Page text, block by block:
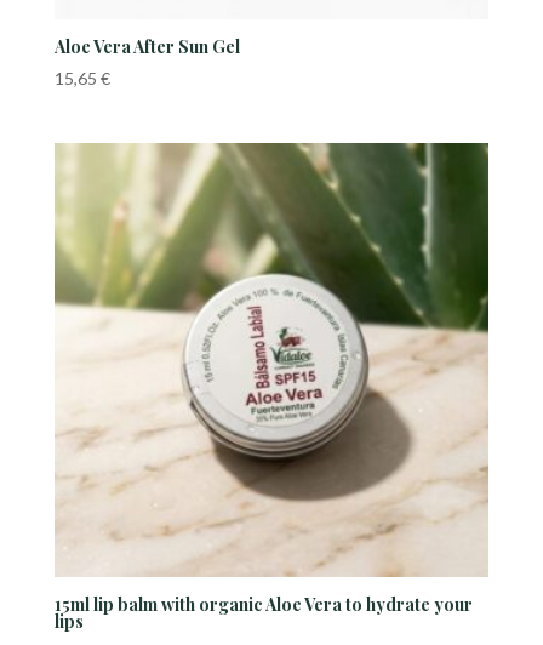
Aloe Vera After Sun Gel
15,65 €
15ml lip balm with organic Aloe Vera to hydrate your
lips